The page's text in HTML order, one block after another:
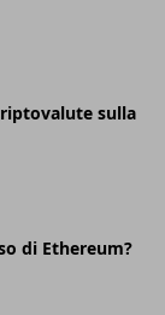
sulla
di Ethereum?